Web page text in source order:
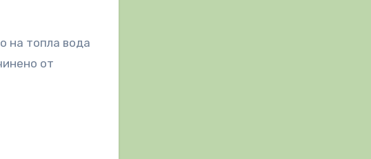
на топла вода
от